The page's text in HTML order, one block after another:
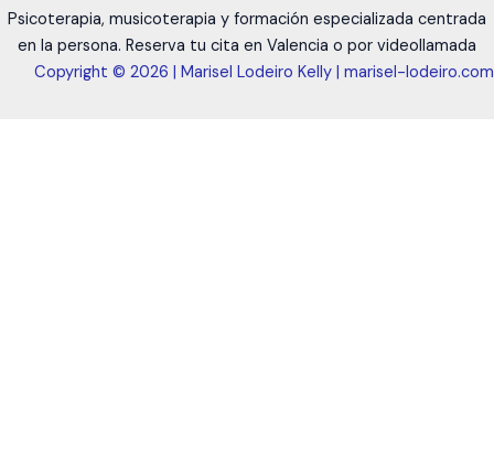
Psicoterapia, musicoterapia y formación especializada centrada
en la persona. Reserva tu cita en Valencia o por videollamada
Copyright © 2026 | Marisel Lodeiro Kelly | marisel-lodeiro.com